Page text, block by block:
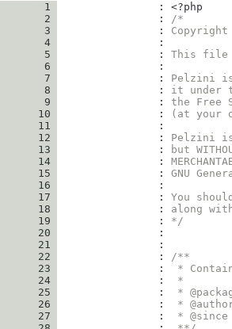
       1
                :
<?php
       2
                :
/*
       3
                :
Copyright
       4
       5
                :
This file
       6
       7
                :
Pelzini
       8
                :
it under
       9
                :
the Free
      10
                :
(at your
      11
      12
                :
Pelzini
      13
                :
but
      14
                :
      15
                :
GNU
      16
      17
                :
You
      18
                :
along
      19
                :
*/
      20
      21
      22
                :
/**
      23
                :
*
      24
                :
*
      25
                :
*
      26
                :
*
      27
                :
* @since